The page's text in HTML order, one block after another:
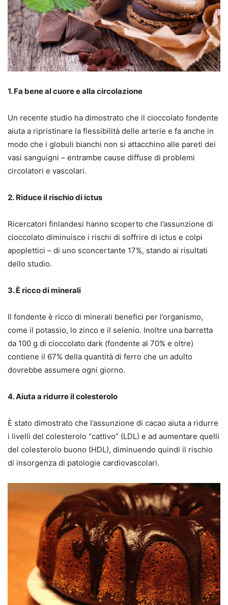
1. Fa bene al cuore e alla circolazione
Un recente studio ha dimostrato che il cioccolato fondente
aiuta a ripristinare la flessibilità delle arterie e fa anche in
modo che i globuli bianchi non si attacchino alle pareti dei
vasi sanguigni – entrambe cause diffuse di problemi
circolatori e vascolari.
2. Riduce il rischio di ictus
Ricercatori finlandesi hanno scoperto che l’assunzione di
cioccolato diminuisce i rischi di soffrire di ictus e colpi
apoplettici – di uno sconcertante 17%, stando ai risultati
dello studio.
3. È ricco di minerali
Il fondente è ricco di minerali benefici per l’organismo,
come il potassio, lo zinco e il selenio. Inoltre una barretta
da 100 g di cioccolato dark (fondente al 70% e oltre)
contiene il 67% della quantità di ferro che un adulto
dovrebbe assumere ogni giorno.
4. Aiuta a ridurre il colesterolo
È stato dimostrato che l’assunzione di cacao aiuta a ridurre
i livelli del colesterolo “cattivo” (LDL) e ad aumentare quelli
del colesterolo buono (HDL), diminuendo quindi il rischio
di insorgenza di patologie cardiovascolari.